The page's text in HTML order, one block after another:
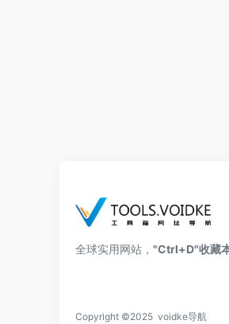
全球实用网站， "Ctrl+D"收藏
Copyright ©2025 voidke导航